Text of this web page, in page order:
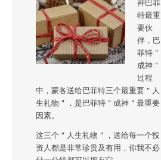
神巴菲
特最重
要伙
伴，巴
菲特＂
成神＂
过程
中，蒙各送给巴菲特三个最重要＂人
生礼物＂，是巴菲特＂成神＂最重要
因素。
这三个＂人生礼物＂，送给每一个投
资人都是非常珍贵及有用，你我不必